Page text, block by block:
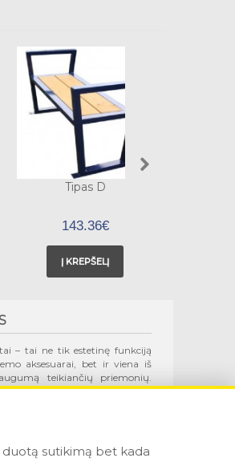
Tipas D
143.36€
Į KREPŠELĮ
– tai ne tik estetinę funkciją
aksesuarai, bet ir viena iš
teikiančių priemonių.
visapusiškai prisidėti prie Jūsų
duotą sutikimą bet kada